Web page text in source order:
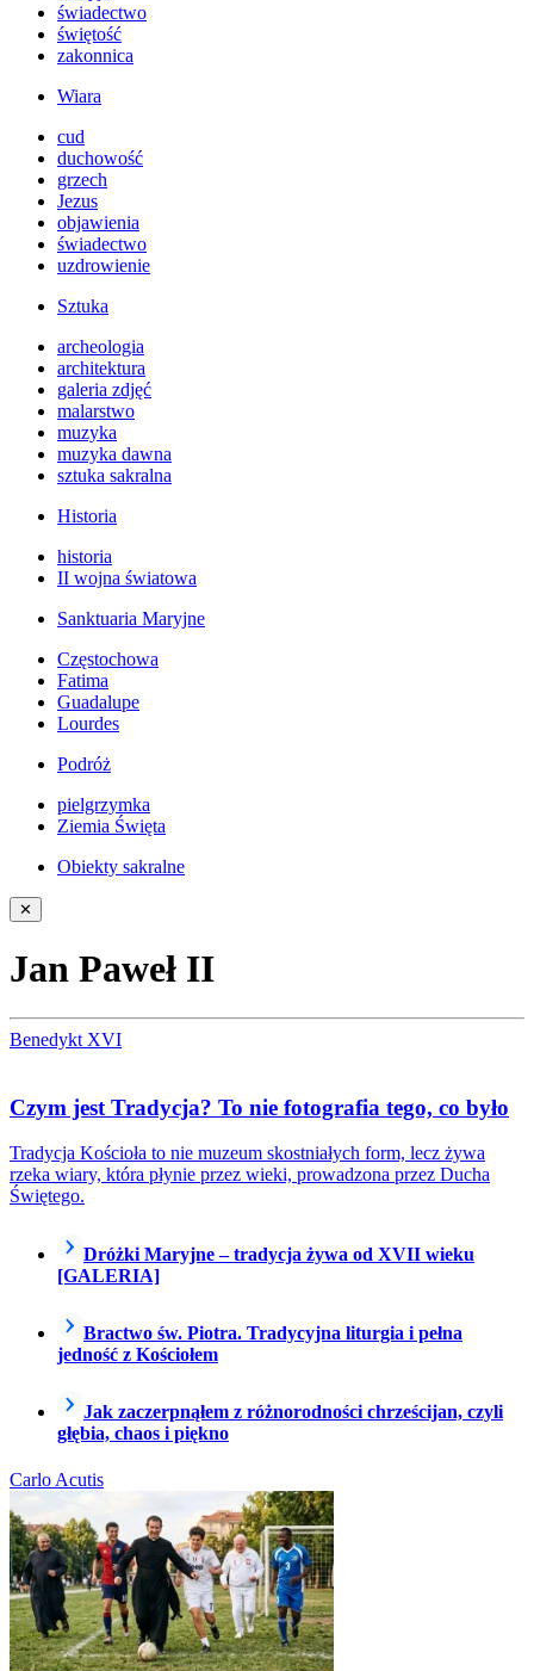
świadectwo
świętość
zakonnica
Wiara
cud
duchowość
grzech
Jezus
objawienia
świadectwo
uzdrowienie
Sztuka
archeologia
architektura
galeria zdjęć
malarstwo
muzyka
muzyka dawna
sztuka sakralna
Historia
historia
II wojna światowa
Sanktuaria Maryjne
Częstochowa
Fatima
Guadalupe
Lourdes
Podróż
pielgrzymka
Ziemia Święta
Obiekty sakralne
✕
Jan Paweł II
Benedykt XVI
Czym jest Tradycja? To nie fotografia tego, co było
Tradycja Kościoła to nie muzeum skostniałych form, lecz żywa
rzeka wiary, która płynie przez wieki, prowadzona przez Ducha
Świętego.
Dróżki Maryjne – tradycja żywa od XVII wieku
[GALERIA]
Bractwo św. Piotra. Tradycyjna liturgia i pełna
jedność z Kościołem
Jak zaczerpnąłem z różnorodności chrześcijan, czyli
głębia, chaos i piękno
Carlo Acutis